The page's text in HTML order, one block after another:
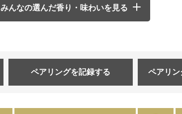
みんなの選んだ香り・味わいを見る
ペアリングを記録する ペアリン